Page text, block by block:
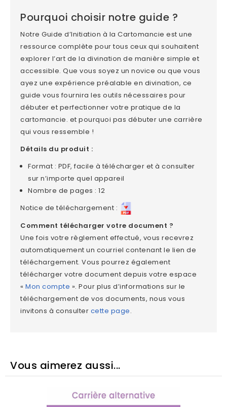
Pourquoi choisir notre guide ?
Notre Guide d’Initiation à la Cartomancie est une
ressource complète pour tous ceux qui souhaitent
explorer l’art de la divination de manière simple et
accessible. Que vous soyez un novice ou que vous
ayez une expérience préalable en divination, ce
guide vous fournira les outils nécessaires pour
débuter et perfectionner votre pratique de la
cartomancie. et pourquoi pas débuter une carrière
qui vous ressemble !
Détails du produit :
Format : PDF, facile à télécharger et à consulter
sur n’importe quel appareil
Nombre de pages : 12
Notice de téléchargement :
Comment télécharger votre document ?
Une fois votre règlement effectué, vous recevrez
automatiquement un courriel contenant le lien de
téléchargement. Vous pourrez également
télécharger votre document depuis votre espace
«Mon compte ». Pour plus d’informations sur le
téléchargement de vos documents, nous vous
invitons à consulter cette page.
Vous aimerez aussi...